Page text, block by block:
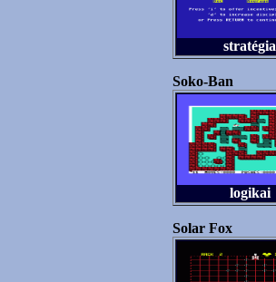
stratégia
Soko-Ban
logikai
Solar Fox